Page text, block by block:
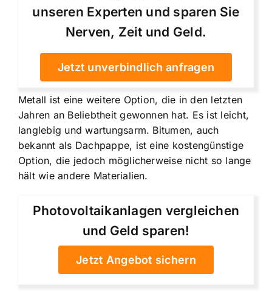
unseren Experten und sparen Sie
Nerven, Zeit und Geld.
Jetzt unverbindlich anfragen
Metall ist eine weitere Option, die in den letzten
Jahren an Beliebtheit gewonnen hat. Es ist leicht,
langlebig und wartungsarm. Bitumen, auch
bekannt als Dachpappe, ist eine kostengünstige
Option, die jedoch möglicherweise nicht so lange
hält wie andere Materialien.
Photovoltaikanlagen vergleichen
und Geld sparen!
Jetzt Angebot sichern